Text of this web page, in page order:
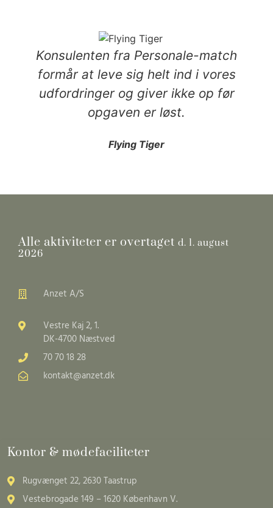
Konsulenten fra Personale-match
formår at leve sig helt ind i vores
udfordringer og giver ikke op før
opgaven er løst.
Flying Tiger
Alle aktiviteter er overtaget d. 1. august
2026
Anzet A/S
Vestre Kaj 2, 1.
DK-4700 Næstved
70 70 18 28
kontakt@anzet.dk
Kontor & mødefaciliteter
Rugvænget 22, 2630 Taastrup
Vestebrogade 149 – 1620 København V.